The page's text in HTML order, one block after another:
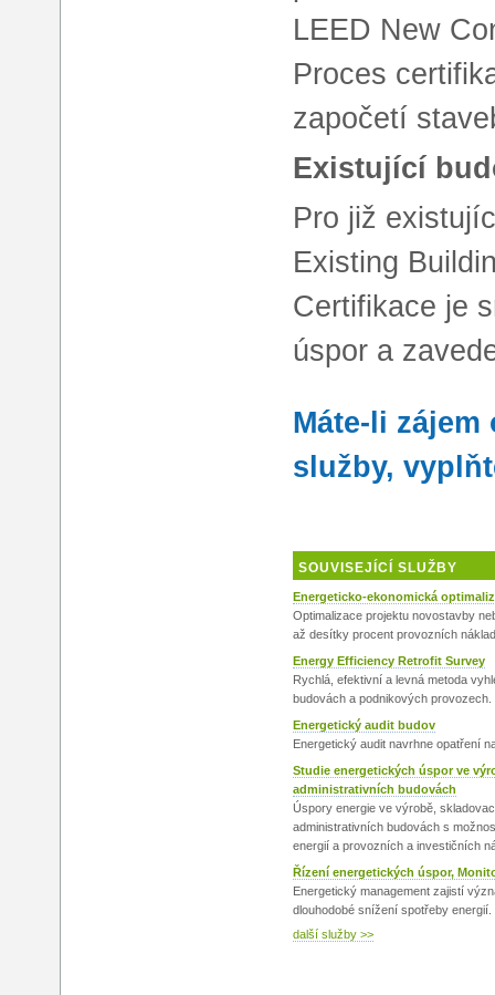
LEED New
Proces
započetí
Existující
Pro již
Existing
Certifikace je
úspor a
Máte-li
služby,
SOUVISEJÍCÍ SLUŽBY
Energeticko-ekonomická
Optimalizace projektu novostavby
až desítky procent provozních
Energy Efficiency Retrofit Survey
Rychlá, efektivní a levná metoda
budovách a podnikových provozech.
Energetický audit budov
Energetický audit navrhne opatření
Studie energetických úspor ve
administrativních budovách
Úspory energie ve výrobě,
administrativních budovách s
energií a provozních a investičních
Řízení energetických úspor,
Energetický management zajistí
dlouhodobé snížení spotřeby energií.
další služby >>